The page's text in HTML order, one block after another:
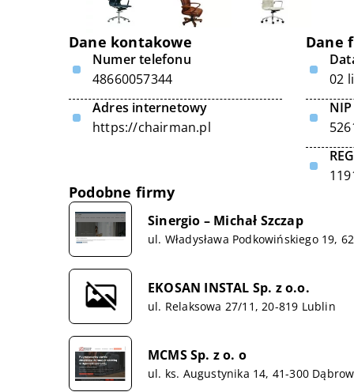
Dane kontakowe
Numer telefonu
48660057344
Adres internetowy
https://chairman.pl
Dane
02
NIP
Podobne firmy
Sinergio – Michał Szczap
ul. Władysława Podkowińskiego 19,
EKOSAN INSTAL Sp. z o.o.
ul. Relaksowa 27/11, 20-819 Lublin
MCMS Sp. z o. o
ul. ks. Augustynika 14, 41-300